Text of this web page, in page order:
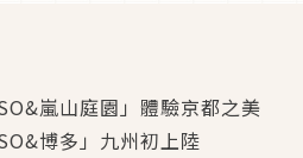
嵐山庭園」體驗京都之美
博多」九州初上陸